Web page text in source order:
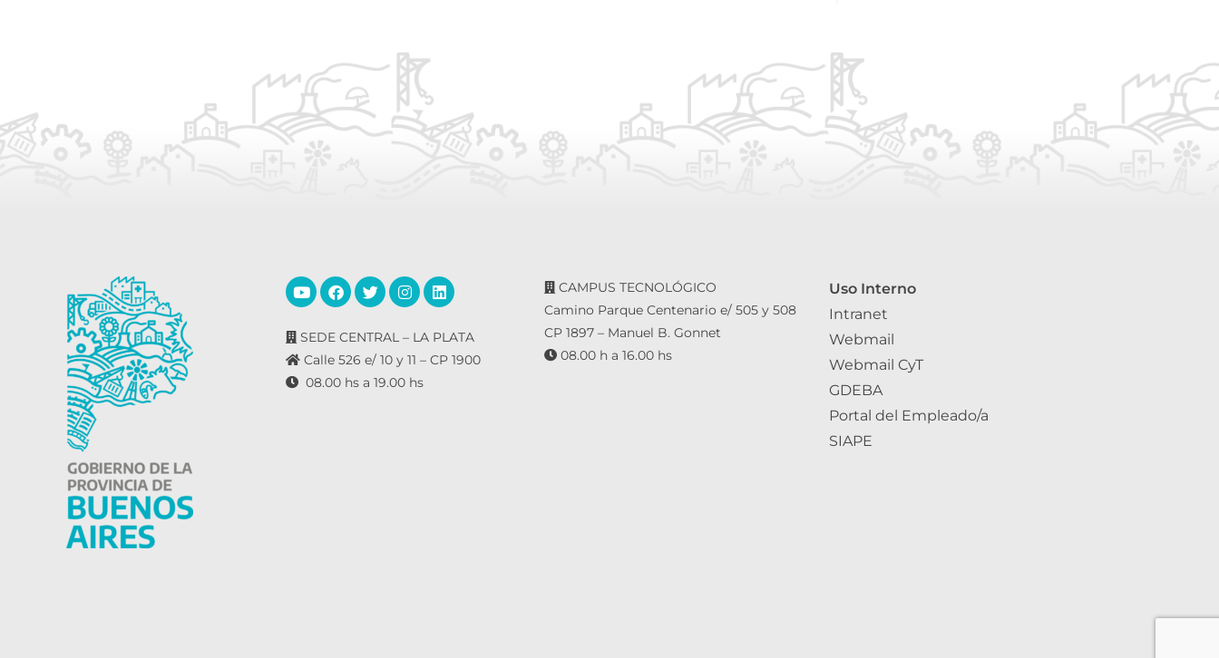
SEDE CENTRAL – LA PLATA
Calle 526 e/ 10 y 11 – CP 1900
08.00 hs a 19.00 hs
CAMPUS TECNOLÓGICO
Camino Parque Centenario e/ 505 y 508
CP 1897 – Manuel B. Gonnet
08.00 h a 16.00 hs
Uso Interno
Intranet
Webmail
Webmail CyT
GDEBA
Portal del Empleado/a
SIAPE